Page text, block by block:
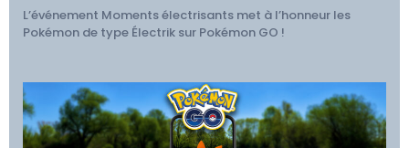
L’événement Moments électrisants met à l’honneur les
Pokémon de type Électrik sur Pokémon GO !